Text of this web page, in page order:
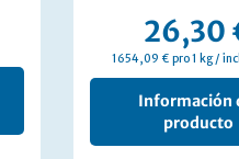
26,30
1654,09 € pro 1 kg /
Información
producto